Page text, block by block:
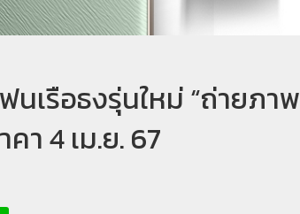
นเรือธงรุ่นใหม่ “ถ่ายภาพ
า 4 เม.ย. 67